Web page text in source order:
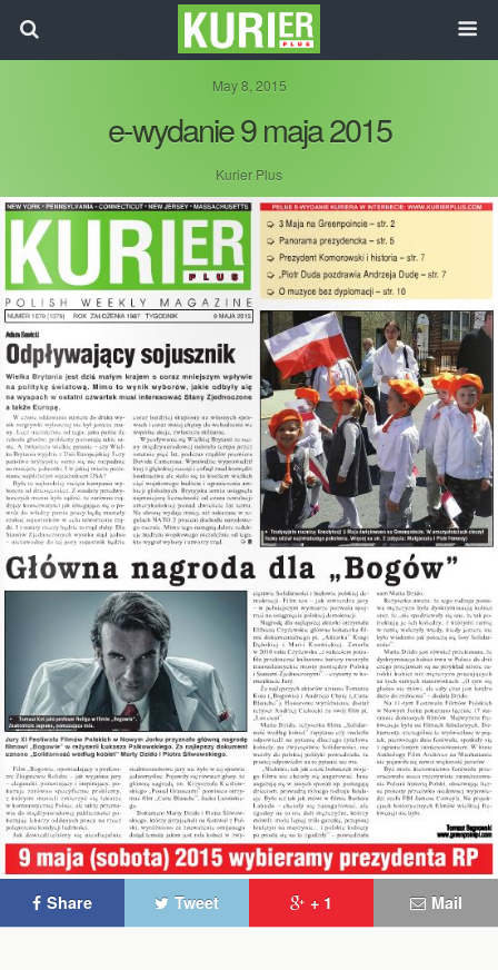
May 8, 2015
e-wydanie 9 maja 2015
Kurier Plus
Share Tweet + 1 Mail